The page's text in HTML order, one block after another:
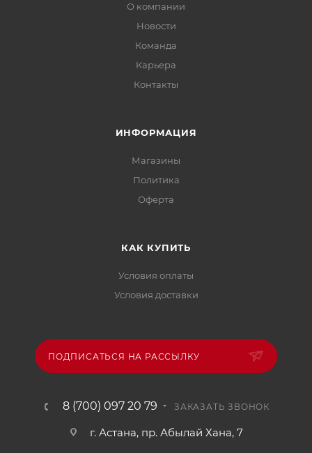
О компании
Новости
Команда
Карьера
Контакты
ИНФОРМАЦИЯ
Магазины
Политика
Офертa
КАК КУПИТЬ
Условия оплаты
Условия доставки
ПОДПИСАТЬСЯ НА РАССЫЛКУ
8 (700) 097 20 79 ЗАКАЗАТЬ ЗВОНОК
г. Астана, пр. Абылай Хана, 7